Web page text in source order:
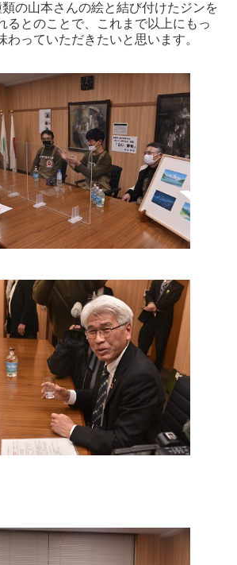
の山本さんの絵と結び付けたジンを
るとのことで、これまで以上にもっ
わっていただきたいと思います。